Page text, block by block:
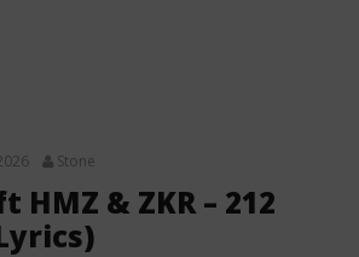
Stone
HMZ & ZKR – 212